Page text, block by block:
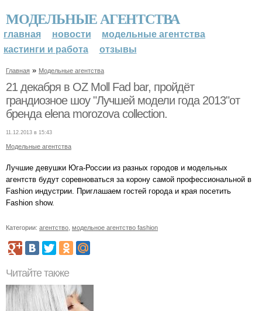
МОДЕЛЬНЫЕ АГЕНТСТВА
главная новости
модельные агентства
кастинги и работа
отзывы
Главная » Модельные агентства
21 декабря в OZ Moll Fad bar, пройдёт
грандиозное шоу "Лучшей модели года 2013"от
бренда elena morozova collection.
11.12.2013 в 15:43
Модельные агентства
Лучшие девушки Юга-России из разных городов и модельных
агентств будут соревноваться за корону самой профессиональной в
Fashion индустрии. Приглашаем гостей города и края посетить
Fashion show.
Категории: агентство модельное агентство fashion
Читайте также